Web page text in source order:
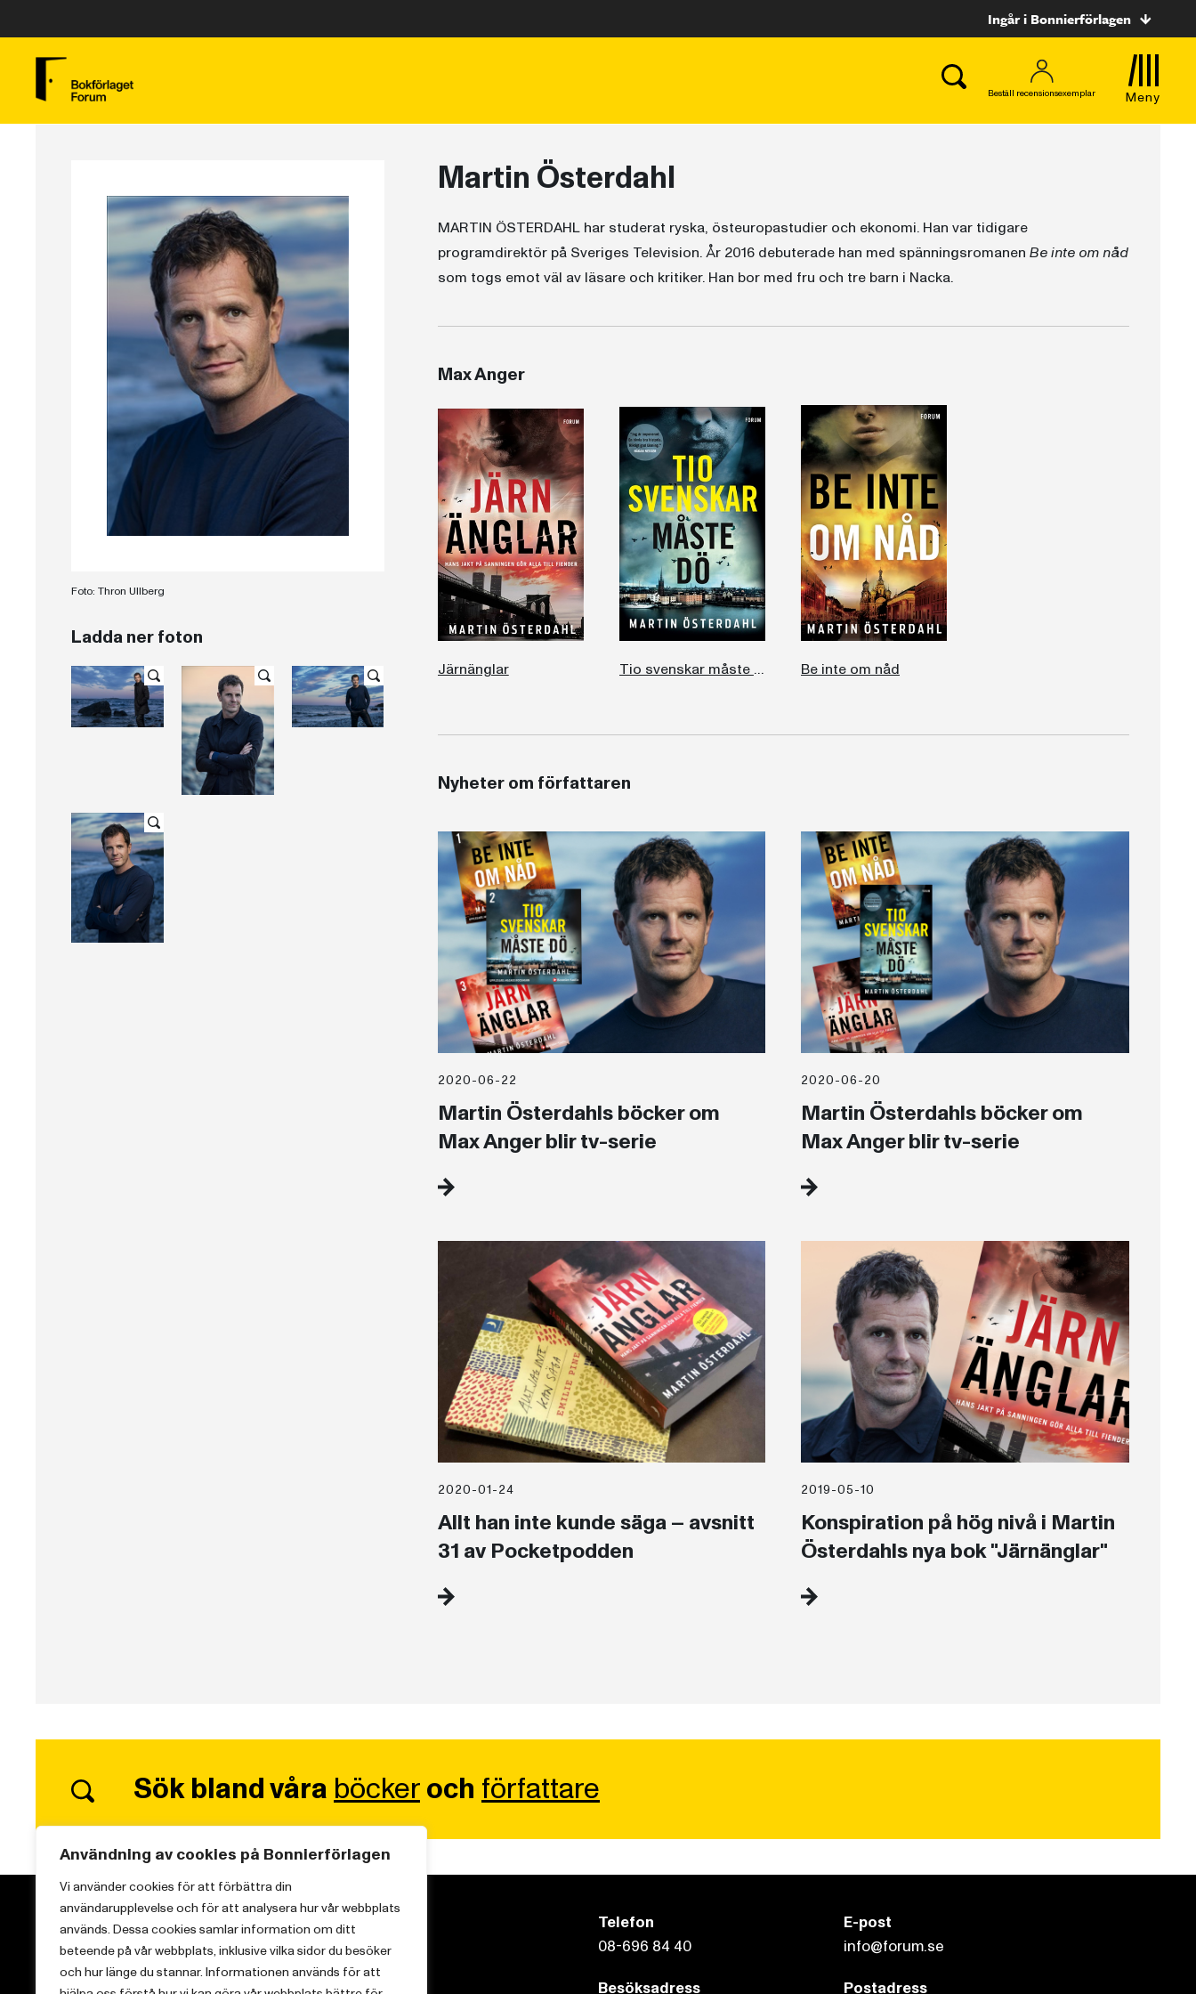
Användning av cookies på Bonnierförlagen
Vi använder cookies för att förbättra din
användarupplevelse och för att analysera hur vår webbplats
används. Dessa cookies samlar information om ditt
beteende på vår webbplats, inklusive vilka sidor du besöker
och hur länge du stannar. Informationen används för att
Ingår i Bonnierförlagen
Beställ recensionsexemplar Meny
Foto: Thron Ullberg
Ladda ner foton
Martin Österdahl
MARTIN ÖSTERDAHL har studerat ryska, östeuropastudier och ekonomi. Han var tidigare
programdirektör på Sveriges Television. År 2016 debuterade han med spänningsromanen Be inte om nåd
som togs emot väl av läsare och kritiker. Han bor med fru och tre barn i Nacka.
Max Anger
Järnänglar Tio svenskar måste dö Be inte om nåd
Nyheter om författaren
2020-06-22
Martin Österdahls böcker om
Max Anger blir tv-serie
2020-06-20
Martin Österdahls böcker om
Max Anger blir tv-serie
2020-01-24
Allt han inte kunde säga – avsnitt
31 av Pocketpodden
2019-05-10
Konspiration på hög nivå i Martin
Österdahls nya bok "Järnänglar"
Sök bland våra böckeroch författare
Vi brinner för starka berättelser och att sprida
Telefon
08-696 84 40
E-post
info@forum.se
Besöksadress Postadress